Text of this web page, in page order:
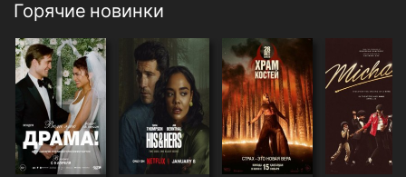
Горячие новинки